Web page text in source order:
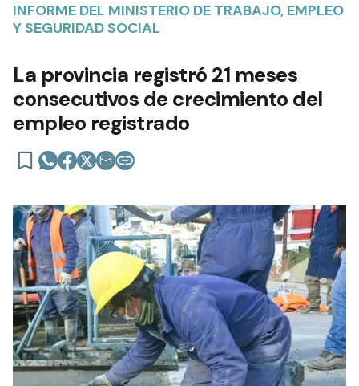
INFORME DEL MINISTERIO DE TRABAJO, EMPLEO
Y SEGURIDAD SOCIAL
La provincia registró 21 meses
consecutivos de crecimiento del
empleo registrado